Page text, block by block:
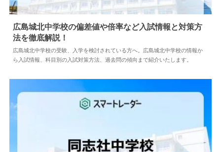
中学情報 2024.04.02
広島城北中学校の偏差値や倍率など入試情報と対策方
法を徹底解説！
広島城北中学校の受験、入学を検討されている方へ。広島城北中学校の情報か
ら入試情報、科目別の入試対策方法、過去問の傾向まで紹介いたします。